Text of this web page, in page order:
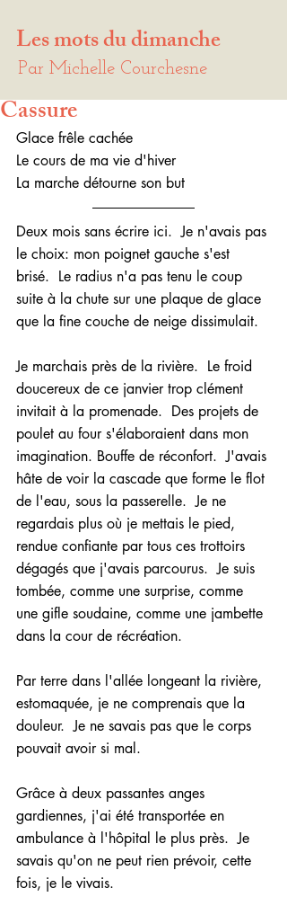
Les mots du dimanche
Par Michelle Courchesne
Cassure
Glace frêle cachée
Le cours de ma vie d'hiver
La marche détourne son but
Deux mois sans écrire ici.  Je n'avais pas
le choix: mon poignet gauche s'est
brisé.  Le radius n'a pas tenu le coup
suite à la chute sur une plaque de glace
que la fine couche de neige dissimulait.
Je marchais près de la rivière.  Le froid
doucereux de ce janvier trop clément
invitait à la promenade.  Des projets de
poulet au four s'élaboraient dans mon
imagination. Bouffe de réconfort.  J'avais
hâte de voir la cascade que forme le flot
de l'eau, sous la passerelle.  Je ne
regardais plus où je mettais le pied,
rendue confiante par tous ces trottoirs
dégagés que j'avais parcourus.  Je suis
tombée, comme une surprise, comme
une gifle soudaine, comme une jambette
dans la cour de récréation.
Par terre dans l'allée longeant la rivière,
estomaquée, je ne comprenais que la
douleur.  Je ne savais pas que le corps
pouvait avoir si mal.
Grâce à deux passantes anges
gardiennes, j'ai été transportée en
ambulance à l'hôpital le plus près.  Je
savais qu'on ne peut rien prévoir, cette
fois, je le vivais.